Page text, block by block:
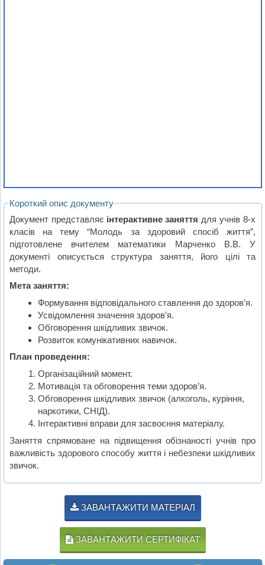
Короткий опис документу
Документ представляє інтерактивне заняття для учнів 8-х
класів на тему “Молодь за здоровий спосіб життя”,
підготовлене вчителем математики Марченко В.В. У
документі описується структура заняття, його цілі та
методи.
Мета заняття:
Формування відповідального ставлення до здоров’я.
Усвідомлення значення здоров’я.
Обговорення шкідливих звичок.
Розвиток комунікативних навичок.
План проведення:
Організаційний момент.
Мотивація та обговорення теми здоров’я.
Обговорення шкідливих звичок (алкоголь, куріння,
наркотики, СНІД).
Інтерактивні вправи для засвоєння матеріалу.
Заняття спрямоване на підвищення обізнаності учнів про
важливість здорового способу життя і небезпеки шкідливих
звичок.
ЗАВАНТАЖИТИ МАТЕРІАЛ
ЗАВАНТАЖИТИ СЕРТИФІКАТ